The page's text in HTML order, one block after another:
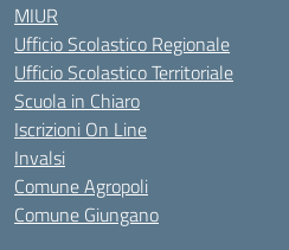
MIUR
Ufficio Scolastico Regionale
Ufficio Scolastico Territoriale
Scuola in Chiaro
Iscrizioni On Line
Invalsi
Comune Agropoli
Comune Giungano